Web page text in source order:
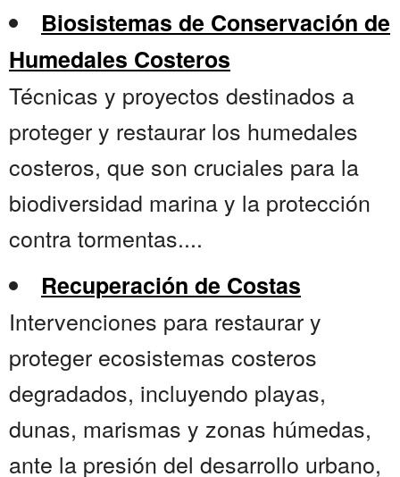
Biosistemas de Conservación de
Humedales Costeros
Técnicas y proyectos destinados a
proteger y restaurar los humedales
costeros, que son cruciales para la
biodiversidad marina y la protección
contra tormentas....
Recuperación de Costas
Intervenciones para restaurar y
proteger ecosistemas costeros
degradados, incluyendo playas,
dunas, marismas y zonas húmedas,
ante la presión del desarrollo urbano,